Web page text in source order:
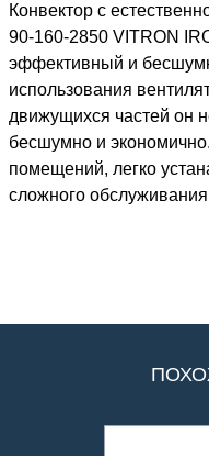
Конвектор с
90-160-2850 VITRON
эффективный и
использования
движущихся частей он
бесшумно и
помещений, легко
сложного